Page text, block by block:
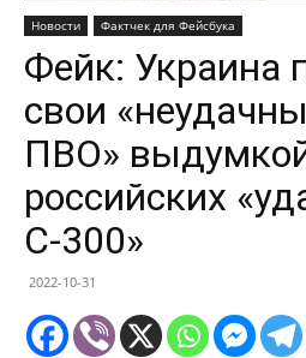
Новости Фактчек для Фейсбука
Фейк: Украина
свои
ПВО»
российских
С-300»
2022-10-31